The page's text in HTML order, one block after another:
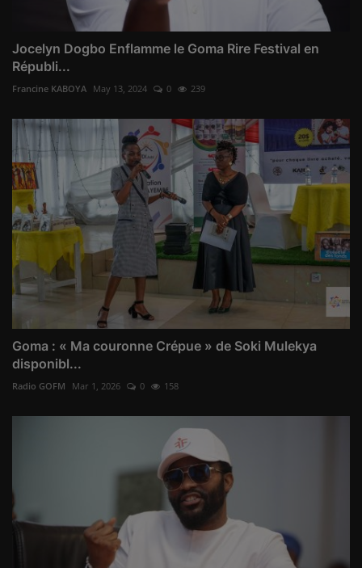
Jocelyn Dogbo Enflamme le Goma Rire Festival en
Républi...
Francine KABOYA May 13, 2024 0 239
Goma : « Ma couronne Crépue » de Soki Mulekya
disponibl...
Radio GOFM Mar 1, 2026 0 158